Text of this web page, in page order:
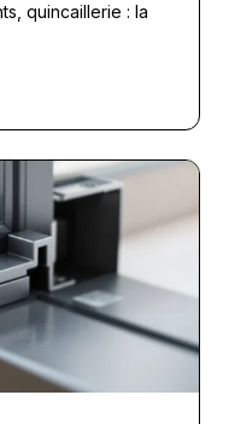
quincaillerie : la